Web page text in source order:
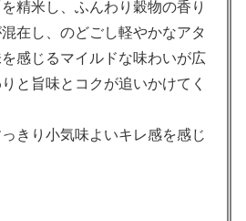
精米し、ふんわり穀物の香り
在し、のどごし軽やかなアタ
感じるマイルドな味わいが広
と旨味とコクが追いかけてく
きり小気味よいキレ感を感じ